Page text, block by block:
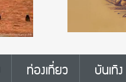
ท่องเที่ยว บันเทิง